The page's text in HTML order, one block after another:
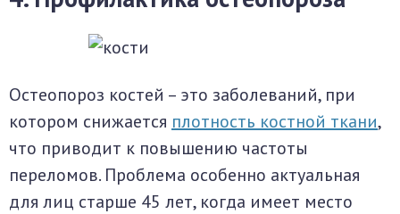
Остеопороз костей – это заболеваний, при
котором снижается плотность костной ткани,
что приводит к повышению частоты
переломов. Проблема особенно актуальная
для лиц старше 45 лет, когда имеет место